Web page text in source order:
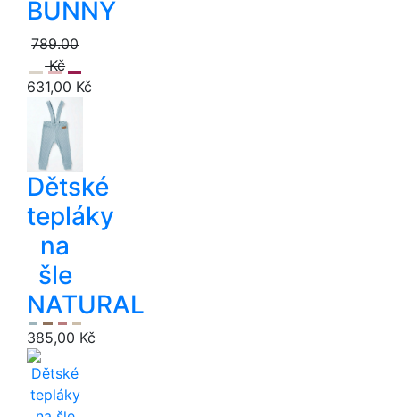
BUNNY
789.00
Kč
631,00 Kč
Dětské
tepláky
na
šle
NATURAL
385,00 Kč